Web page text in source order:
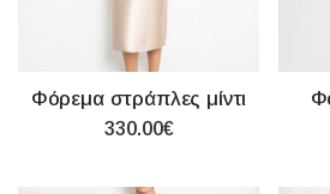
Φόρεμα στράπλες μίντι
330.00€